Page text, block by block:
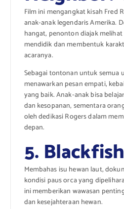
Film ini mengangkat kisah Fred
anak-anak legendaris Amerika.
hangat, penonton diajak
mendidik dan membentuk
acaranya.
Sebagai tontonan untuk semua
menawarkan pesan empati,
yang baik. Anak-anak bisa
dan kesopanan, sementara
oleh dedikasi Rogers dalam
depan.
5.
Membahas isu hewan laut,
kondisi paus orca yang
ini memberikan wawasan
dan kesejahteraan hewan.